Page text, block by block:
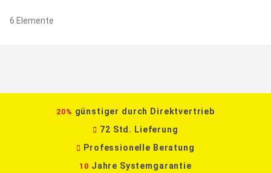
6 Elemente
20% günstiger durch Direktvertrieb
72 Std. Lieferung
Professionelle Beratung
10 Jahre Systemgarantie